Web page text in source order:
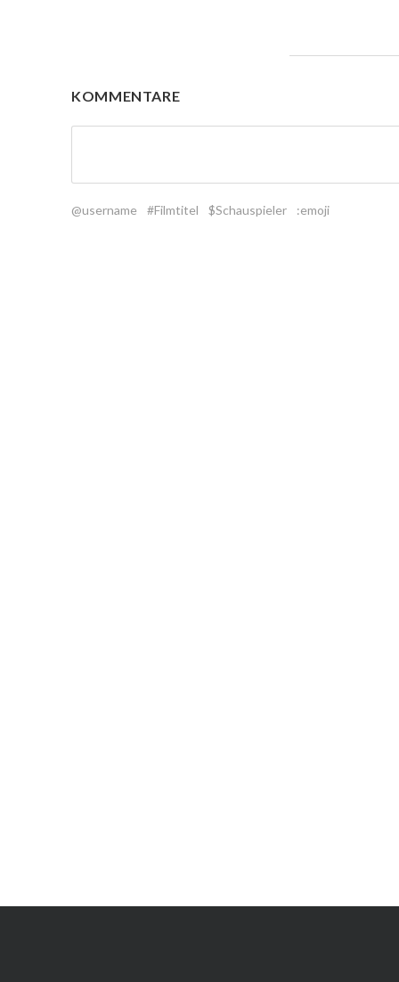
KOMMENTARE
@username #Filmtitel $Schauspieler :emoji